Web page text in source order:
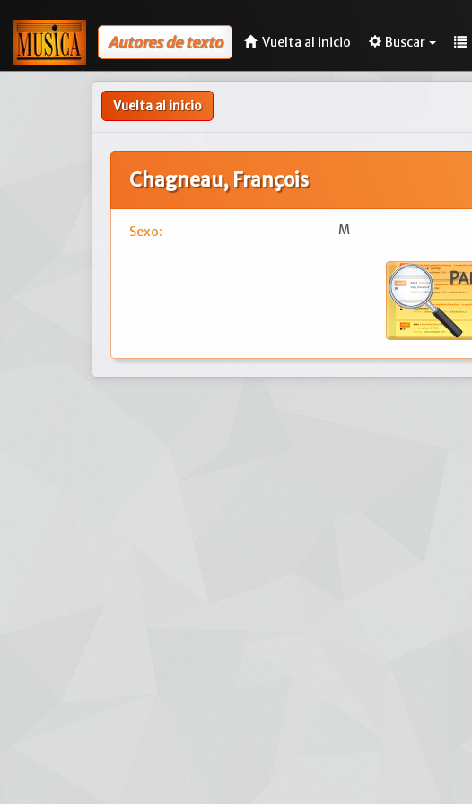
Autores de texto Vuelta al inicio Buscar
Vuelta al inicio
Chagneau, François
Sexo: M